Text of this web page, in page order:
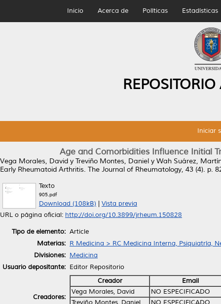
Inicio Acerca de Políticas Estadísticas
Iniciar
Age and Comorbidities Influence Initial
Vega Morales, David y Treviño Montes, Daniel y Wah Suárez,
Early Rheumatoid Arthritis. The Journal of Rheumatology, 43 (4). p.
Texto
905.pdf
Download (108kB)
Vista previa
URL o página oficial: http://doi.org/10.3899/jrheum.150828
Tipo de elemento: Article
Materias: R Medicina > RC Medicina Interna, Psiquiatría,
Divisiones: Medicina
Usuario depositante: Editor Repositorio
Creadores:
Creador
Email
Vega Morales, David
NO ESPECIFICADO
Treviño Montes, Daniel
NO ESPECIFICADO